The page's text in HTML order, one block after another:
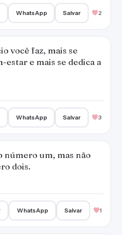
WhatsApp Salvar 2
você faz, mais se
estar e mais se dedica a
WhatsApp Salvar 3
número um, mas não
dois.
WhatsApp Salvar 1